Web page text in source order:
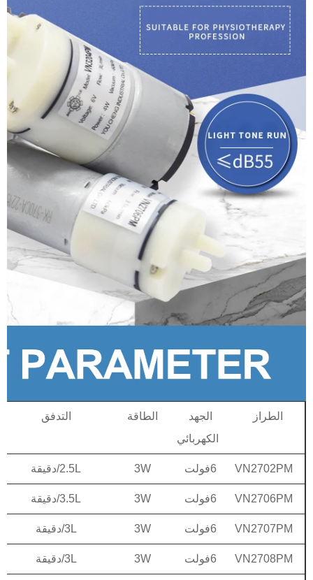
الطراز
الجهد
الكهربائي
الطاقة التدفق
VN2702PM 6فولت 3W 2.5L/دقيقة
VN2706PM 6فولت 3W 3.5L/دقيقة
VN2707PM 6فولت 3W 3L/دقيقة
VN2708PM 6فولت 3W 3L/دقيقة